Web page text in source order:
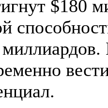
$180